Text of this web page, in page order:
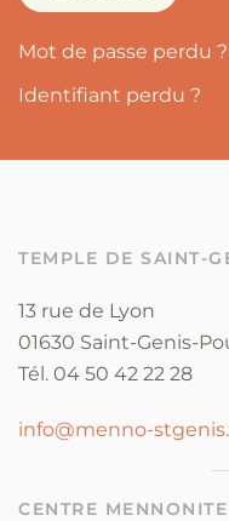
Mot de passe perdu ?
Identifiant perdu ?
TEMPLE DE SAINT-
13 rue de Lyon
01630 Saint-Genis-
Tél. 04 50 42 22 28
info@menno-
CENTRE